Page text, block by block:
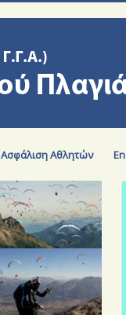
Ασφάλιση Αθλητών